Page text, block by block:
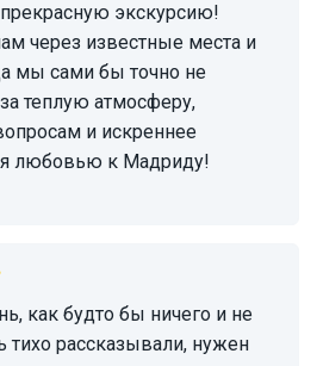
через известные места и
мы сами бы точно не
теплую атмосферу,
и искреннее
любовью к Мадриду!
тихо рассказывали, нужен